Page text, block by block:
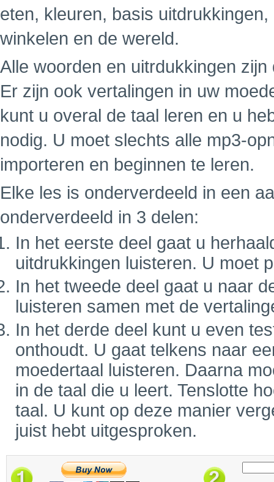
eten, kleuren, basis
winkelen en de wereld.
Alle woorden en uitrdukkingen
Er zijn ook vertalingen in uw
kunt u overal de taal leren en u
nodig. U moet slechts alle mp3-
importeren en beginnen te leren.
Elke les is onderverdeeld in een
onderverdeeld in 3 delen:
In het eerste deel gaat u
uitdrukkingen luisteren. U moet
In het tweede deel gaat u naar
luisteren samen met de
In het derde deel kunt u even
onthoudt. U gaat telkens naar
moedertaal luisteren. Daarna
in de taal die u leert. Tenslotte
taal. U kunt op deze manier
juist hebt uitgesproken.